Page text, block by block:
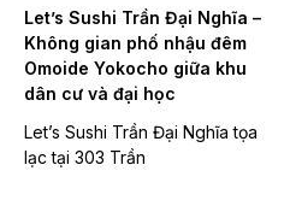
Let’s Sushi Trần Đại Nghĩa –
Không gian phố nhậu đêm
Omoide Yokocho giữa khu
dân cư và đại học
Let’s Sushi Trần Đại Nghĩa tọa
lạc tại 303 Trần